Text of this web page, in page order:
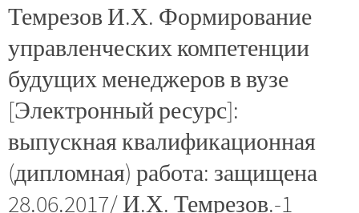
Темрезов И.Х. Формирование
управленческих компетенции
будущих менеджеров в вузе
[Электронный ресурс]:
выпускная квалификационная
(дипломная) работа: защищена
28.06.2017/ И.Х. Темрезов.-1